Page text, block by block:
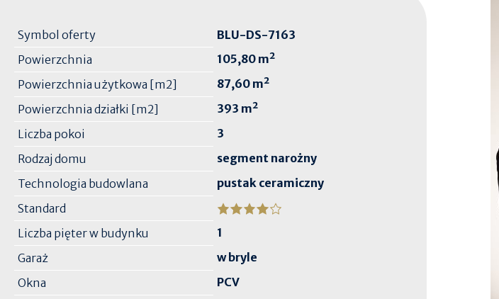
Symbol oferty
BLU-DS-7163
Powierzchnia
105,80 m²
Powierzchnia użytkowa [m2]
87,60 m²
Powierzchnia działki [m2]
393 m²
Liczba pokoi
3
Rodzaj domu
segment narożny
Technologia budowlana
pustak ceramiczny
Standard
Liczba pięter w budynku
1
Garaż
w bryle
Okna
PCV